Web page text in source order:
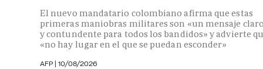
El nuevo mandatario colombiano afirma que estas
primeras maniobras militares son «un mensaje
y contundente para todos los bandidos» y advierte
«no hay lugar en el que se puedan esconder»
AFP | 10/08/2026